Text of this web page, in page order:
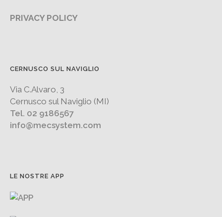
PRIVACY POLICY
CERNUSCO SUL NAVIGLIO
Via C.Alvaro, 3
Cernusco sul Naviglio (MI)
Tel. 02 9186567
info@mecsystem.com
LE NOSTRE APP